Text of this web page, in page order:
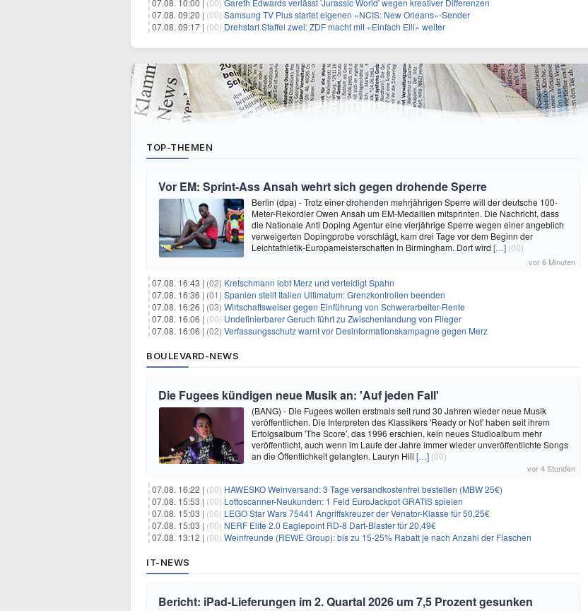
07.08. 10:00 | (00) Gareth Edwards verlässt 'Jurassic World' wegen kreativer Differenzen
07.08. 09:20 | (00) Samsung TV Plus startet eigenen «NCIS: New Orleans»-Sender
07.08. 09:17 | (00) Drehstart Staffel zwei: ZDF macht mit «Einfach Elli» weiter
TOP-THEMEN
Vor EM: Sprint-Ass Ansah wehrt sich gegen drohende Sperre
Berlin (dpa) - Trotz einer drohenden mehrjährigen Sperre will der deutsche 100-
Meter-Rekordler Owen Ansah um EM-Medaillen mitsprinten. Die Nachricht, dass
die Nationale Anti Doping Agentur eine vierjährige Sperre wegen einer angeblich
verweigerten Dopingprobe vorschlägt, kam drei Tage vor dem Beginn der
Leichtathletik-Europameisterschaften in Birmingham. Dort wird […] (00)
vor 6 Minuten
07.08. 16:43 | (02) Kretschmann lobt Merz und verteidigt Spahn
07.08. 16:36 | (01) Spanien stellt Italien Ultimatum: Grenzkontrollen beenden
07.08. 16:26 | (03) Wirtschaftsweiser gegen Einführung von Schwerarbeiter-Rente
07.08. 16:06 | (00) Undefinierbarer Geruch führt zu Zwischenlandung von Flieger
07.08. 16:06 | (02) Verfassungsschutz warnt vor Desinformationskampagne gegen Merz
BOULEVARD-NEWS
Die Fugees kündigen neue Musik an: 'Auf jeden Fall'
(BANG) - Die Fugees wollen erstmals seit rund 30 Jahren wieder neue Musik
veröffentlichen. Die Interpreten des Klassikers 'Ready or Not' haben seit ihrem
Erfolgsalbum 'The Score', das 1996 erschien, kein neues Studioalbum mehr
veröffentlicht, auch wenn im Laufe der Jahre immer wieder unveröffentlichte Songs
an die Öffentlichkeit gelangten. Lauryn Hill […] (00)
vor 4 Stunden
07.08. 16:22 | (00) HAWESKO Weinversand: 3 Tage versandkostenfrei bestellen (MBW 25€)
07.08. 15:53 | (00) Lottoscanner-Neukunden: 1 Feld EuroJackpot GRATIS spielen
07.08. 15:03 | (00) LEGO Star Wars 75441 Angriffskreuzer der Venator-Klasse für 50,25€
07.08. 15:03 | (00) NERF Elite 2.0 Eaglepoint RD-8 Dart-Blaster für 20,49€
07.08. 13:12 | (00) Weinfreunde (REWE Group): bis zu 15-25% Rabatt je nach Anzahl der Flaschen
IT-NEWS
Bericht: iPad-Lieferungen im 2. Quartal 2026 um 7,5 Prozent gesunken